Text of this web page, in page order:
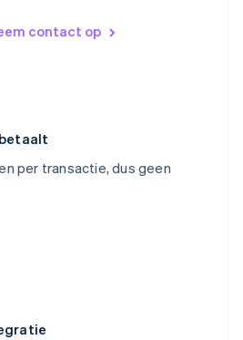
contact op
per transactie, dus geen